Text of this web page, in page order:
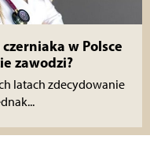
w Polsce
zawodzi?
latach zdecydowanie